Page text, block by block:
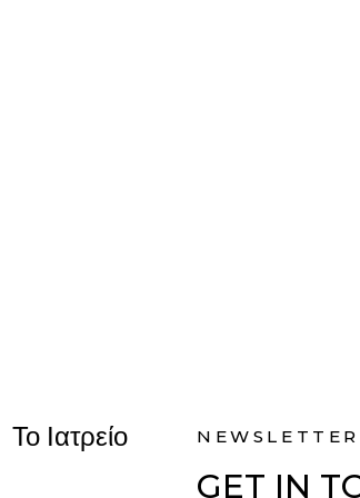
Το Ιατρείο NEWSLETTER
GET IN